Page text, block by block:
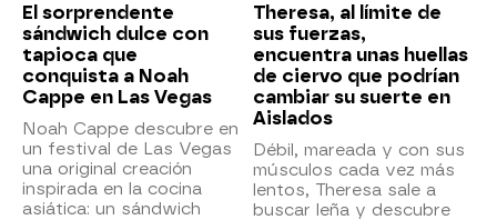
El sorprendente
sándwich dulce con
tapioca que
conquista a Noah
Cappe en Las Vegas
Noah Cappe descubre en
un festival de Las Vegas
una original creación
inspirada en la cocina
asiática: un sándwich
Theresa, al límite de
sus fuerzas,
encuentra unas huellas
de ciervo que podrían
cambiar su suerte en
Aislados
Débil, mareada y con sus
músculos cada vez más
lentos, Theresa sale a
buscar leña y descubre